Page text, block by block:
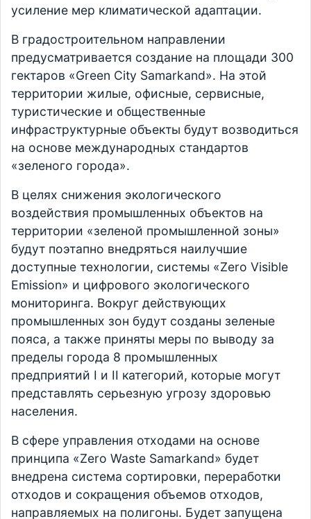
усиление мер климатической адаптации.
В градостроительном направлении
предусматривается создание на площади 300
гектаров «Green City Samarkand». На этой
территории жилые, офисные, сервисные,
туристические и общественные
инфраструктурные объекты будут возводиться
на основе международных стандартов
«зеленого города».
В целях снижения экологического
воздействия промышленных объектов на
территории «зеленой промышленной зоны»
будут поэтапно внедряться наилучшие
доступные технологии, системы «Zero Visible
Emission» и цифрового экологического
мониторинга. Вокруг действующих
промышленных зон будут созданы зеленые
пояса, а также приняты меры по выводу за
пределы города 8 промышленных
предприятий I и II категорий, которые могут
представлять серьезную угрозу здоровью
населения.
В сфере управления отходами на основе
принципа «Zero Waste Samarkand» будет
внедрена система сортировки, переработки
отходов и сокращения объемов отходов,
направляемых на полигоны. Будет запущена